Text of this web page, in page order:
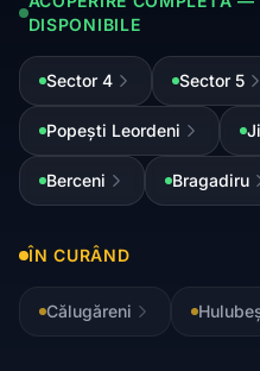
DISPONIBILE
Sector 4 Sector 5
Popești Leordeni
Berceni Bragadiru
ÎN CURÂND
Călugăreni